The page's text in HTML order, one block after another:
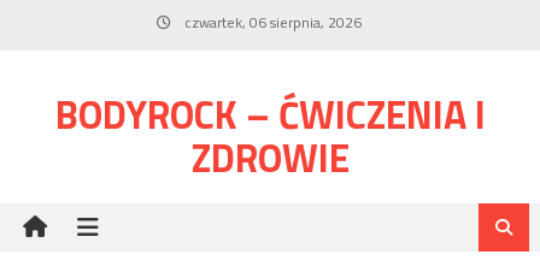
czwartek, 06 sierpnia, 2026
BODYROCK – ĆWICZENIA I
ZDROWIE